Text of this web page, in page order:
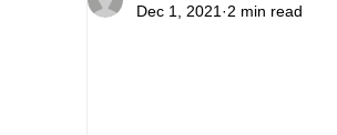
Dec 1, 2021 2 min read